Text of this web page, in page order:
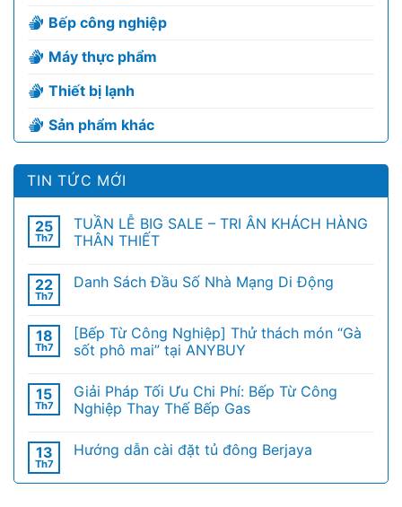
Bếp công nghiệp
Máy thực phẩm
Thiết bị lạnh
Sản phẩm khác
TIN TỨC MỚI
25
Th7
TUẦN LỄ BIG SALE – TRI ÂN KHÁCH HÀNG
THÂN THIẾT
22
Th7
Danh Sách Đầu Số Nhà Mạng Di Động
18
Th7
[Bếp Từ Công Nghiệp] Thử thách món “Gà
sốt phô mai” tại ANYBUY
15
Th7
Giải Pháp Tối Ưu Chi Phí: Bếp Từ Công
Nghiệp Thay Thế Bếp Gas
13
Th7
Hướng dẫn cài đặt tủ đông Berjaya